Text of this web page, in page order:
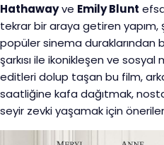
Hathawayve Emily Blunt
tekrar bir araya getiren yapım,
popüler sinema duraklarından
şarkısı ile ikonikleşen ve
editleri dolup taşan bu film,
saatliğine kafa dağıtmak,
seyir zevki yaşamak için